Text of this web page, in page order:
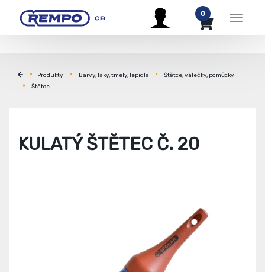
Menu
0
Produkty Barvy, laky, tmely, lepidla
Štětce, válečky, pomůcky
Štětce
KULATÝ ŠTĚTEC Č. 20